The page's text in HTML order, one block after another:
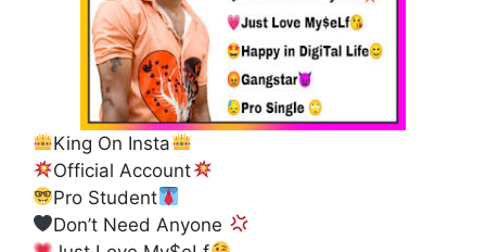
King On Insta
Official Account
Pro Student
Don’t Need Anyone